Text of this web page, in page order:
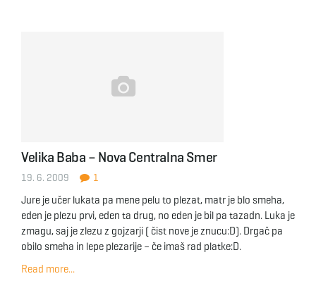
Velika Baba – Nova Centralna Smer
19. 6. 2009 1
Jure je učer lukata pa mene pelu to plezat, matr je blo smeha,
eden je plezu prvi, eden ta drug, no eden je bil pa tazadn. Luka je
zmagu, saj je zlezu z gojzarji ( čist nove je znucu:D). Drgač pa
obilo smeha in lepe plezarije – če imaš rad platke:D.
Read more...